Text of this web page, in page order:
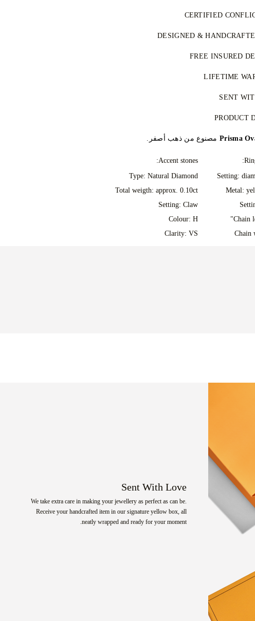
CERTIFIED
الطبيعي في مجموعتنا معتمد وخالٍ من النزاعات
كل حجر مركزي بشكل مستقل من مختبرات
DESIGNED &
Perfecting the art of storytelling — one
FREE INSURED
Your jewellery will be delivered via our
peace of mind. As all purchases are
VAT rate, will be collected directly at
won't be charged any further duties during
purchase, you can return or exchange
LIFETIME
من التفاصيل، راجع
SENT
We take extra care in making your
signature yellow box, all neatly wrapped
PRODUCT
Prismaمصنوع من ذهب أصفر.
Setting:
Metal:
Chain
Chain
Accent stones:
Type: Natural Diamond
Total weigth: approx. 0.10ct
Setting: Claw
Colour: H
Clarity: VS
Sent With Love
We take extra care in making your jewellery as perfect as can be.
Receive your handcrafted item in our signature yellow box, all
neatly wrapped and ready for your moment.